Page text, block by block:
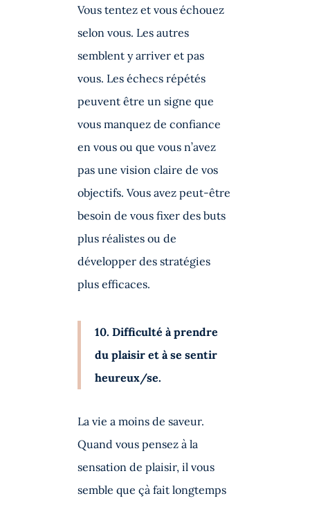
Vous tentez et vous échouez
selon vous. Les autres
semblent y arriver et pas
vous. Les échecs répétés
peuvent être un signe que
vous manquez de confiance
en vous ou que vous n’avez
pas une vision claire de vos
objectifs. Vous avez peut-être
besoin de vous fixer des buts
plus réalistes ou de
développer des stratégies
plus efficaces.
10. Difficulté à prendre
du plaisir et à se sentir
heureux/se.
La vie a moins de saveur.
Quand vous pensez à la
sensation de plaisir, il vous
semble que çà fait longtemps